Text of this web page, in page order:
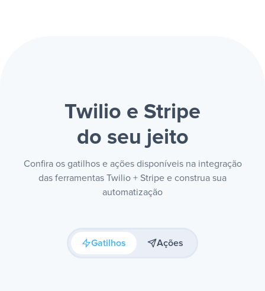
Twilio e Stripe
do seu jeito
Confira os gatilhos e ações disponíveis na integração
das ferramentas Twilio + Stripe e construa sua
automatização
Gatilhos Ações